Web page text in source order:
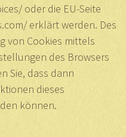
oder die EU-Seite
erklärt werden. Des
von Cookies mittels
des Browsers
Sie, dass dann
dieses
können.